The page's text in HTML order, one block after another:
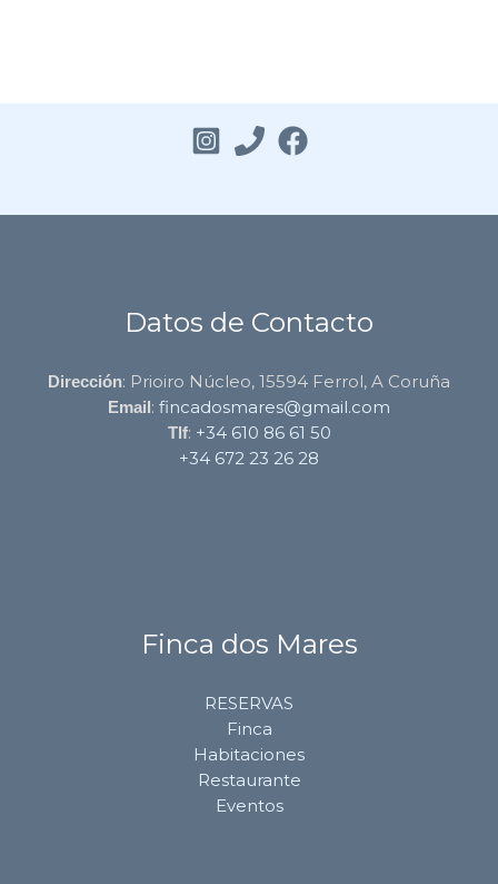
Datos de Contacto
Dirección: Prioiro Núcleo, 15594 Ferrol, A Coruña
Email: fincadosmares@gmail.com
Tlf: +34 610 86 61 50
+34 672 23 26 28
Finca dos Mares
RESERVAS
Finca
Habitaciones
Restaurante
Eventos